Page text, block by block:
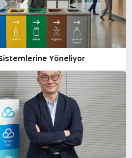
Yöneliyor